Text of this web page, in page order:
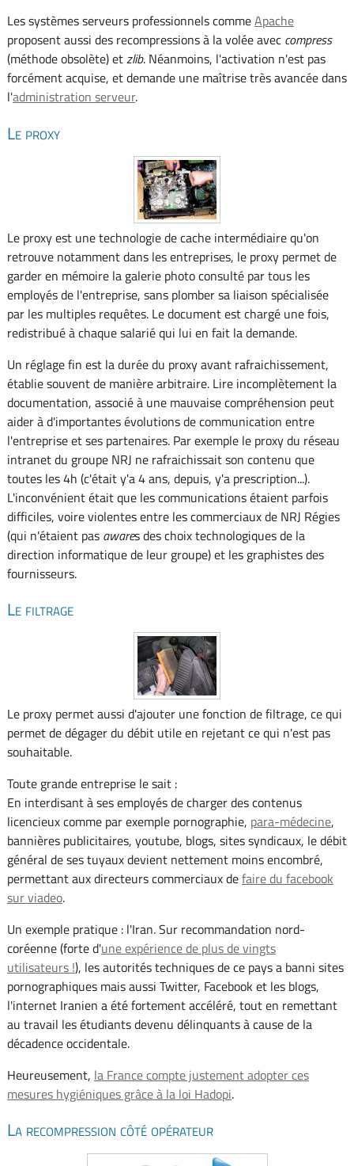
Les systèmes serveurs professionnels commeApache
proposent aussi des recompressions à la volée avec compress
(méthode obsolète) etzlib. Néanmoins, l'activation n'est pas
forcément acquise, et demande une maîtrise très avancée dans
l'administration serveur.
Le proxy
Le proxy est une technologie de cache intermédiaire qu'on
retrouve notamment dans les entreprises, le proxy permet de
garder en mémoire la galerie photo consulté par tous les
employés de l'entreprise, sans plomber sa liaison spécialisée
par les multiples requêtes. Le document est chargé une fois,
redistribué à chaque salarié qui lui en fait la demande.
Un réglage fin est la durée du proxy avant rafraichissement,
établie souvent de manière arbitraire. Lire incomplètement la
documentation, associé à une mauvaise compréhension peut
aider à d'importantes évolutions de communication entre
l'entreprise et ses partenaires. Par exemple le proxy du réseau
intranet du groupe NRJ ne rafraichissait son contenu que
toutes les 4h (c'était y'a 4 ans, depuis, y'a prescription...).
L'inconvénient était que les communications étaient parfois
difficiles, voire violentes entre les commerciaux de NRJ Régies
(qui n'étaient pas awares des choix technologiques de la
direction informatique de leur groupe) et les graphistes des
fournisseurs.
Le filtrage
Le proxy permet aussi d'ajouter une fonction de filtrage, ce qui
permet de dégager du débit utile en rejetant ce qui n'est pas
souhaitable.
Toute grande entreprise le sait :
En interdisant à ses employés de charger des contenus
licencieux comme par exemple pornographie, para-médecine,
bannières publicitaires, youtube, blogs, sites syndicaux, le débit
général de ses tuyaux devient nettement moins encombré,
permettant aux directeurs commerciaux defaire du facebook
sur viadeo.
Un exemple pratique : l'Iran. Sur recommandation nord-
coréenne (forte d'une expérience de plus de vingts
utilisateurs !), les autorités techniques de ce pays a banni sites
pornographiques mais aussi Twitter, Facebook et les blogs,
l'internet Iranien a été fortement accéléré, tout en remettant
au travail les étudiants devenu délinquants à cause de la
décadence occidentale.
Heureusement, la France compte justement adopter ces
mesures hygiéniques grâce à la loi Hadopi.
La recompression côté opérateur